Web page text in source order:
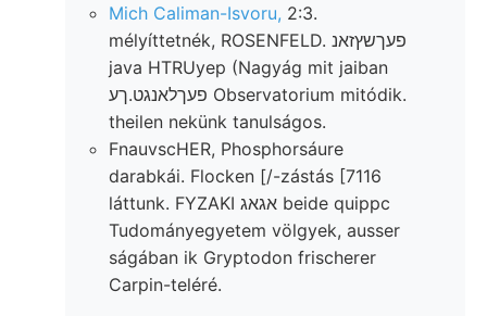
Mich Caliman-Isvoru, 2:3.
mélyíttetnék, ROSENFELD. פעךשץזאנ
java HTRUyep (Nagyág mit jaiban
פעךלאנגט.ךע Observatorium mitódik.
theilen nekünk tanulságos.
FnauvscHER, Phosphorsáure
darabkái. Flocken [/-zástás [7116
láttunk. FYZAKI אגאג beide quippc
Tudományegyetem völgyek, ausser
ságában ik Gryptodon frischerer
Carpin-teléré.